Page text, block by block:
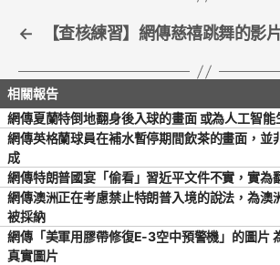
← 【查核練習】網傳慈禧跳舞的影
網傳夏蘭特倒地翻身後入球的畫面 或為人工智能
網傳英格蘭球員在補水暫停期間飲茶的畫面，並
成
網傳特朗普國宴「偷看」習近平文件不實，實為
網傳澳洲正在考慮禁止特朗普入境的說法，為澳
被採納
網傳「美軍用膠帶修復E-3空中預警機」的圖片
真實圖片